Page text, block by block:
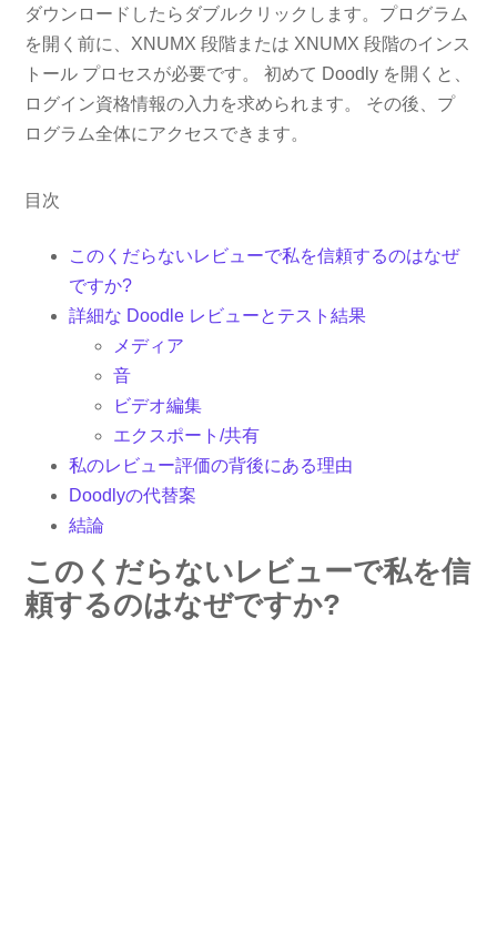
ダウンロードしたらダブルクリックします。プログラム
を開く前に、XNUMX 段階または XNUMX 段階のインス
トール プロセスが必要です。 初めて Doodly を開くと、
ログイン資格情報の入力を求められます。 その後、プ
ログラム全体にアクセスできます。
目次
このくだらないレビューで私を信頼するのはなぜ
ですか?
詳細な Doodle レビューとテスト結果
メディア
音
ビデオ編集
エクスポート/共有
私のレビュー評価の背後にある理由
Doodlyの代替案
結論
このくだらないレビューで私を信
頼するのはなぜですか?